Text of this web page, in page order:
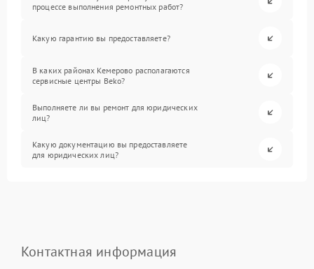
процессе выполнения ремонтных работ?
Какую гарантию вы предоставляете?
В каких районах Кемерово располагаются
сервисные центры Beko?
Выполняете ли вы ремонт для юридических
лиц?
Какую документацию вы предоставляете
для юридических лиц?
Контактная информация